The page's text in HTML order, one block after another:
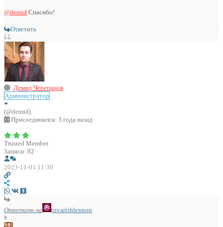
@demid Спасибо!
Ответить
Демид Черепанов
Администратор
(@demid)
Присоединился: 3 года назад
Trusted Member
Записи: 82
2023-11-01 11:30
Ответить на tovarishlennon